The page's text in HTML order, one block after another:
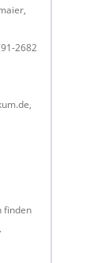
2682
finden
.